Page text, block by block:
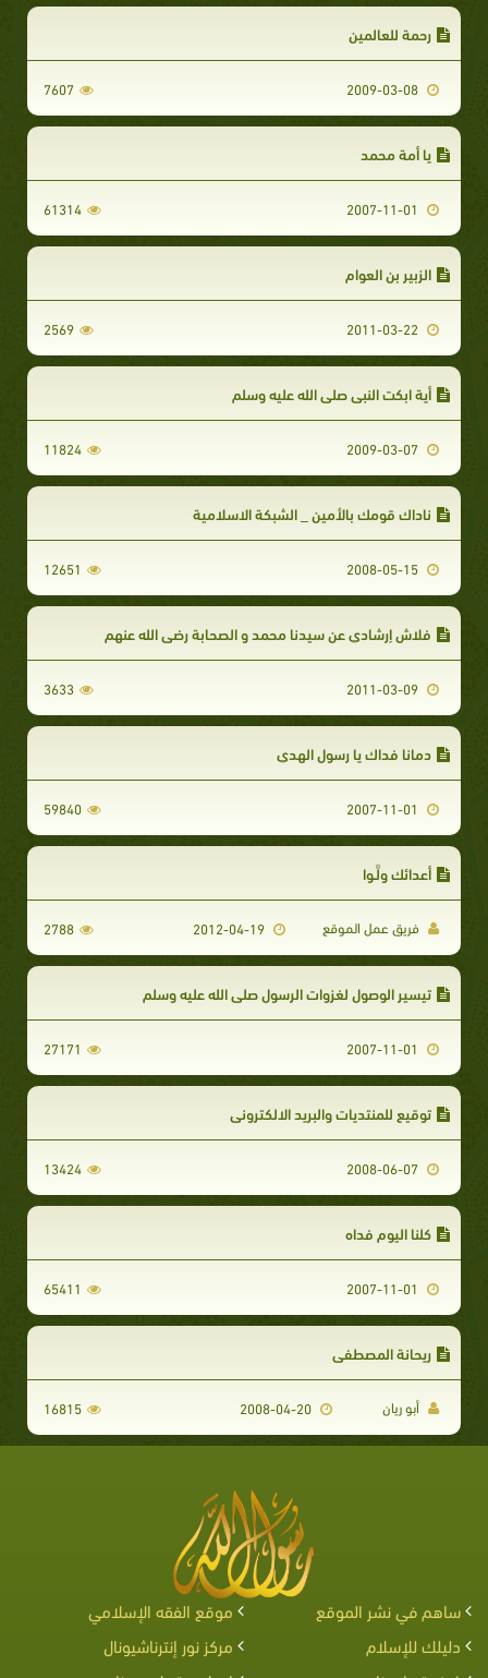
رحمة للعالمين
7607
يا أمة محمد
61314
الزبير بن العوام
2569
أية ابكت النبي صلى الله عليه وسلم
11824
ناداك قومك بالأمين _ الشبكة الاسلامية
12651
فلاش إرشادي عن سيدنا محمد و الصحابة رضي الله عنهم
3633
دمانا فداك يا رسول الهدي
59840
أعدائك ولَّـوا
فريق عمل الموقع 2788
تيسير الوصول لغزوات الرسول صلى الله عليه وسلم
27171
توقيع للمنتديات والبريد الالكتروني
13424
كلنا اليوم فداه
65411
ريحانة المصطفى
أبو ريان 16815
ساهم في نشر الموقع
موقع الفقه الإسلامي
دليلك للإسلام
مركز نور إنترناشيونال